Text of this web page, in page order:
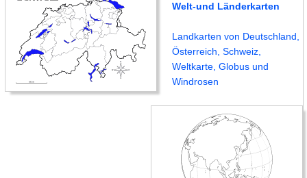
Welt-und Länderkarten
Landkarten von Deutschland,
Österreich, Schweiz,
Weltkarte, Globus und
Windrosen